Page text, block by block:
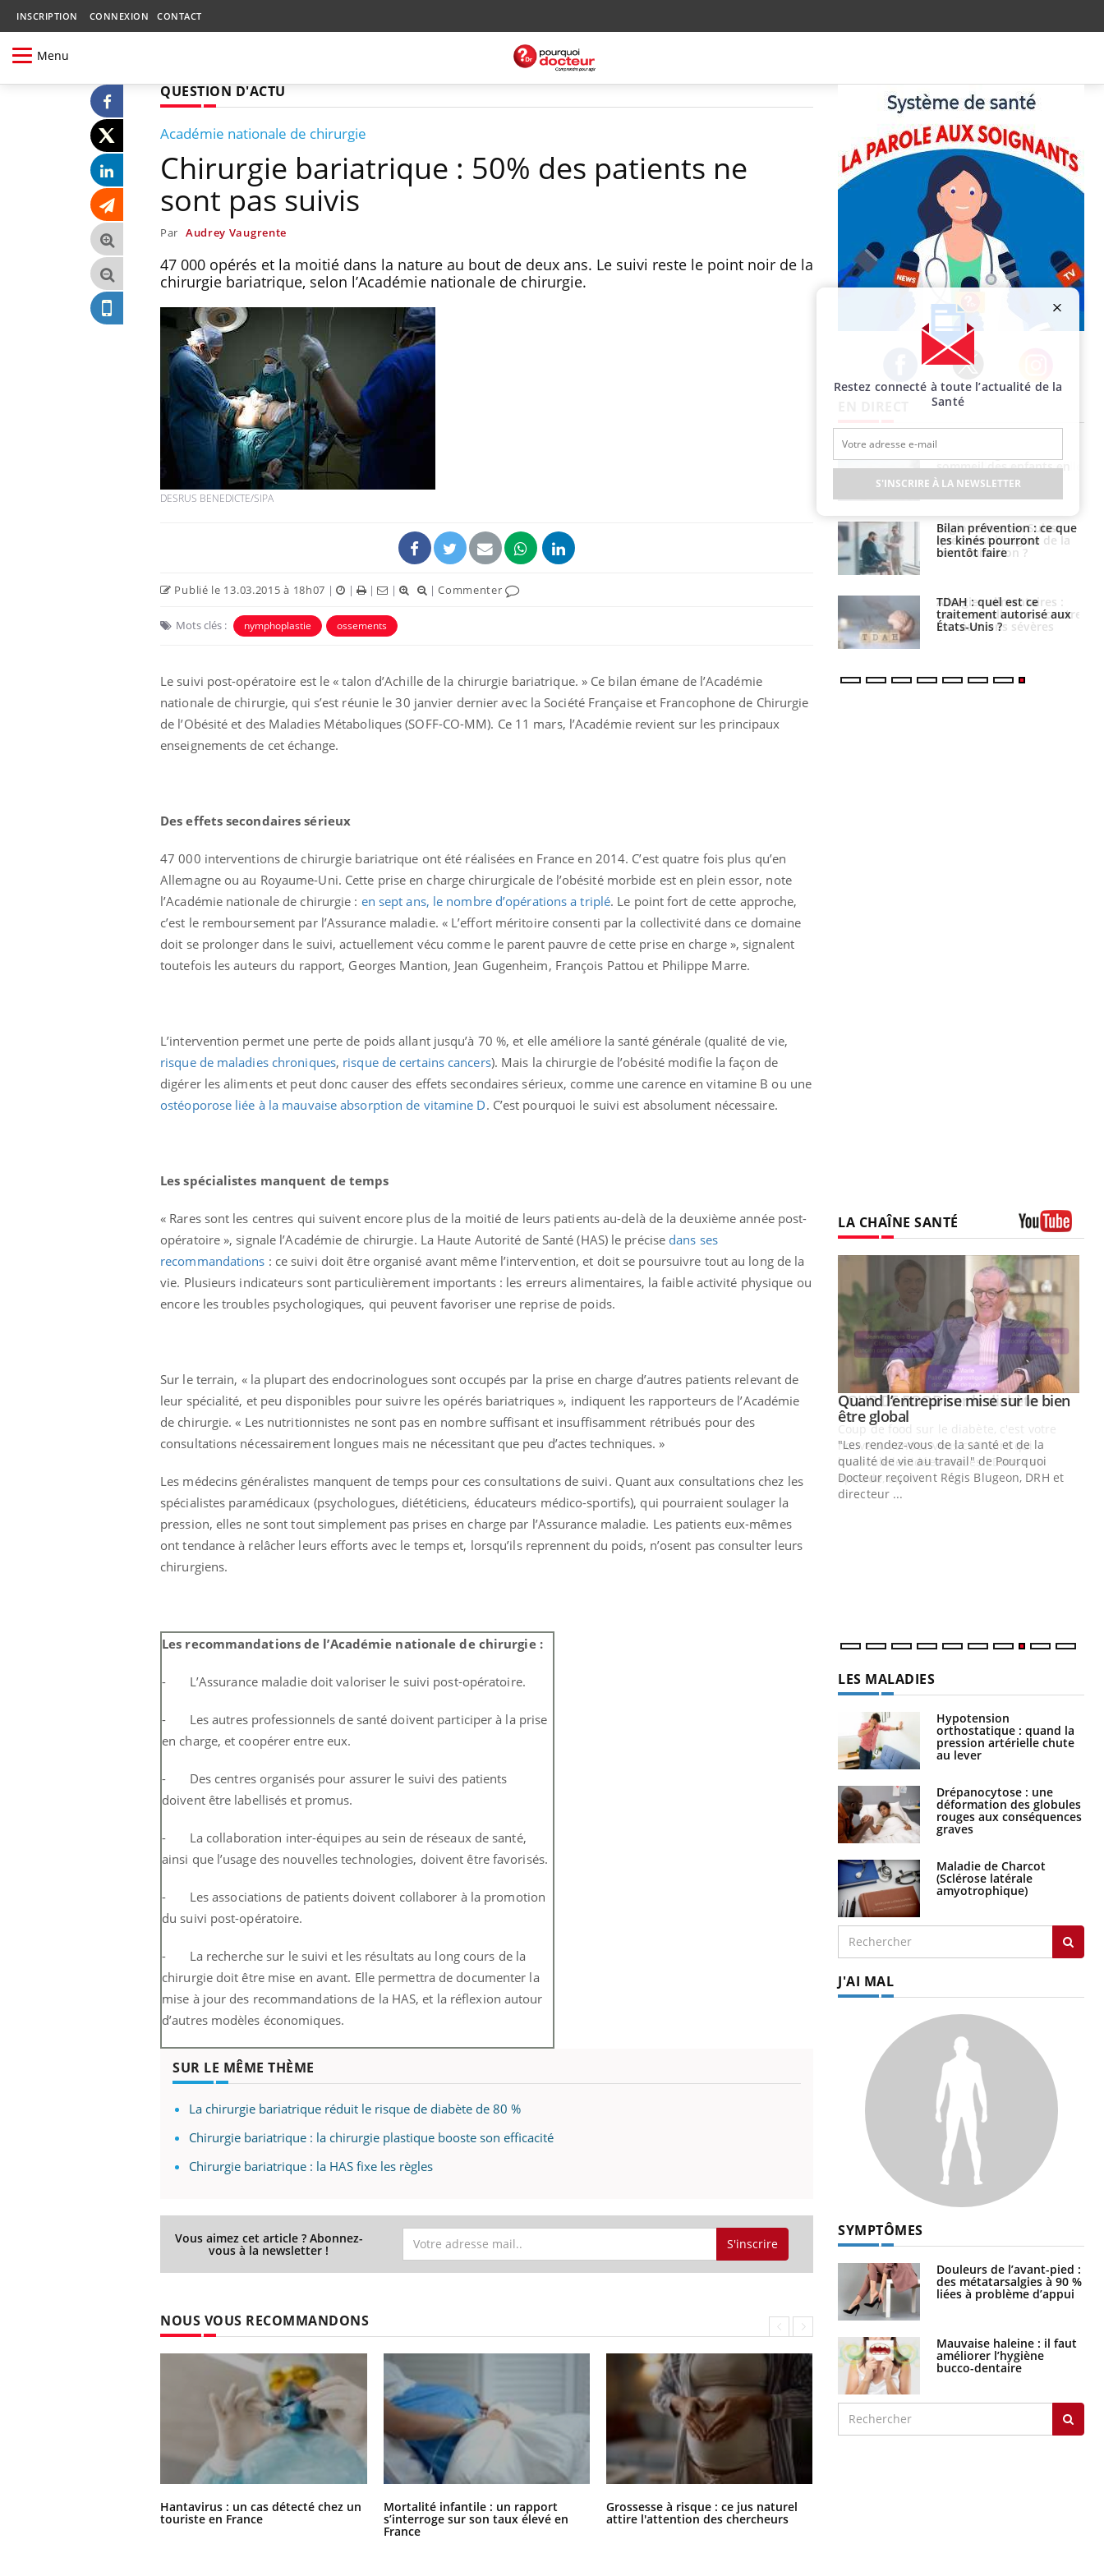
INSCRIPTION CONNEXION CONTACT
Menu
QUESTION D'ACTU
Académie nationale de chirurgie
Chirurgie bariatrique : 50% des patients ne
sont pas suivis
Par Audrey Vaugrente
47 000 opérés et la moitié dans la nature au bout de deux ans. Le suivi reste le point noir de la
chirurgie bariatrique, selon l’Académie nationale de chirurgie.
DESRUS BENEDICTE/SIPA
Publié le 13.03.2015 à 18h07 | | | | |Commenter
Mots clés : nymphoplastie ossements
Le suivi post-opératoire est le « talon d’Achille de la chirurgie bariatrique. » Ce bilan émane de l’Académie
nationale de chirurgie, qui s’est réunie le 30 janvier dernier avec la Société Française et Francophone de Chirurgie
de l’Obésité et des Maladies Métaboliques (SOFF-CO-MM). Ce 11 mars, l’Académie revient sur les principaux
enseignements de cet échange.
Des effets secondaires sérieux
47 000 interventions de chirurgie bariatrique ont été réalisées en France en 2014. C’est quatre fois plus qu’en
Allemagne ou au Royaume-Uni. Cette prise en charge chirurgicale de l’obésité morbide est en plein essor, note
l’Académie nationale de chirurgie : en sept ans, le nombre d’opérations a triplé. Le point fort de cette approche,
c’est le remboursement par l’Assurance maladie. « L’effort méritoire consenti par la collectivité dans ce domaine
doit se prolonger dans le suivi, actuellement vécu comme le parent pauvre de cette prise en charge », signalent
toutefois les auteurs du rapport, Georges Mantion, Jean Gugenheim, François Pattou et Philippe Marre.
L’intervention permet une perte de poids allant jusqu’à 70 %, et elle améliore la santé générale (qualité de vie,
risque de maladies chroniques, risque de certains cancers). Mais la chirurgie de l’obésité modifie la façon de
digérer les aliments et peut donc causer des effets secondaires sérieux, comme une carence en vitamine B ou une
ostéoporose liée à la mauvaise absorption de vitamine D. C’est pourquoi le suivi est absolument nécessaire.
Les spécialistes manquent de temps
« Rares sont les centres qui suivent encore plus de la moitié de leurs patients au-delà de la deuxième année post-
opératoire », signale l’Académie de chirurgie. La Haute Autorité de Santé (HAS) le précise dans ses
recommandations : ce suivi doit être organisé avant même l’intervention, et doit se poursuivre tout au long de la
vie. Plusieurs indicateurs sont particulièrement importants : les erreurs alimentaires, la faible activité physique ou
encore les troubles psychologiques, qui peuvent favoriser une reprise de poids.
Sur le terrain, « la plupart des endocrinologues sont occupés par la prise en charge d’autres patients relevant de
leur spécialité, et peu disponibles pour suivre les opérés bariatriques », indiquent les rapporteurs de l’Académie
de chirurgie. « Les nutritionnistes ne sont pas en nombre suffisant et insuffisamment rétribués pour des
consultations nécessairement longues mais ne nécessitant que peu d’actes techniques. »
Les médecins généralistes manquent de temps pour ces consultations de suivi. Quant aux consultations chez les
spécialistes paramédicaux (psychologues, diététiciens, éducateurs médico-sportifs), qui pourraient soulager la
pression, elles ne sont tout simplement pas prises en charge par l’Assurance maladie. Les patients eux-mêmes
ont tendance à relâcher leurs efforts avec le temps et, lorsqu’ils reprennent du poids, n’osent pas consulter leurs
chirurgiens.
Les recommandations de l’Académie nationale de chirurgie :
- L’Assurance maladie doit valoriser le suivi post-opératoire.
- Les autres professionnels de santé doivent participer à la prise
en charge, et coopérer entre eux.
- Des centres organisés pour assurer le suivi des patients
doivent être labellisés et promus.
- La collaboration inter-équipes au sein de réseaux de santé,
ainsi que l’usage des nouvelles technologies, doivent être favorisés.
- Les associations de patients doivent collaborer à la promotion
du suivi post-opératoire.
- La recherche sur le suivi et les résultats au long cours de la
chirurgie doit être mise en avant. Elle permettra de documenter la
mise à jour des recommandations de la HAS, et la réflexion autour
d’autres modèles économiques.
SUR LE MÊME THÈME
La chirurgie bariatrique réduit le risque de diabète de 80 %
Chirurgie bariatrique : la chirurgie plastique booste son efficacité
Chirurgie bariatrique : la HAS fixe les règles
Vous aimez cet article ? Abonnez-
vous à la newsletter ! S'inscrire
NOUS VOUS RECOMMANDONS
Hantavirus : un cas détecté chez un
touriste en France
Mortalité infantile : un rapport
s’interroge sur son taux élevé en
France
Grossesse à risque : ce jus naturel
attire l'attention des chercheurs
Facebook Twitter Instagram
Fortes chaleurs :
pourquoi le risque de
noyade grimpe-t-il ?
Pourquoi manger moins
de protéines pourrait
finalement être bénéfique
l'apprentissage de la
lecture ?
Mordue par une tique en
barracuda, une petite fille sommeil des enfants en
vacances ?
Bilan prévention : ce que
les kinés pourront
bientôt faire
TDAH : quel est ce
traitement autorisé aux
États-Unis ?
LA CHAÎNE SANTÉ
Diabète & Ramadan 2026Youtube
Le Ramadan approche, et, pour de
nombreuses personnes atteintes de
défis, mais ...
Youtube
Un « jumeau numérique » pour
faciliter l’accès à la médecine
préventiveYoutube
mutualiste innove en matière de bilan de
santé : l'utilisation d'un « jumeau
numérique » permet ...
Youtube
COUP DE FOOD sur le diabèteYoutube
Coup de food sur le diabète, c'est votre
nouveau rendez-vous culinaire qui
épisode, une ...
Youtube
Quand l’entreprise mise sur le bien
être globalYoutube
"Les rendez-vous de la santé et de la
qualité de vie au travail" de Pourquoi
Docteur reçoivent Régis Blugeon, DRH et
directeur ...
LES MALADIES
Hypotension
orthostatique : quand la
pression artérielle chute
au lever
Drépanocytose : une
déformation des globules
rouges aux conséquences
graves
Maladie de Charcot
(Sclérose latérale
amyotrophique)
J'AI MAL
SYMPTÔMES
Douleurs de l’avant-pied :
des métatarsalgies à 90 %
liées à problème d’appui
Mauvaise haleine : il faut
améliorer l’hygiène
bucco-dentaire
Restez connecté à toute l’actualité de la
Santé
S'INSCRIRE À LA NEWSLETTER